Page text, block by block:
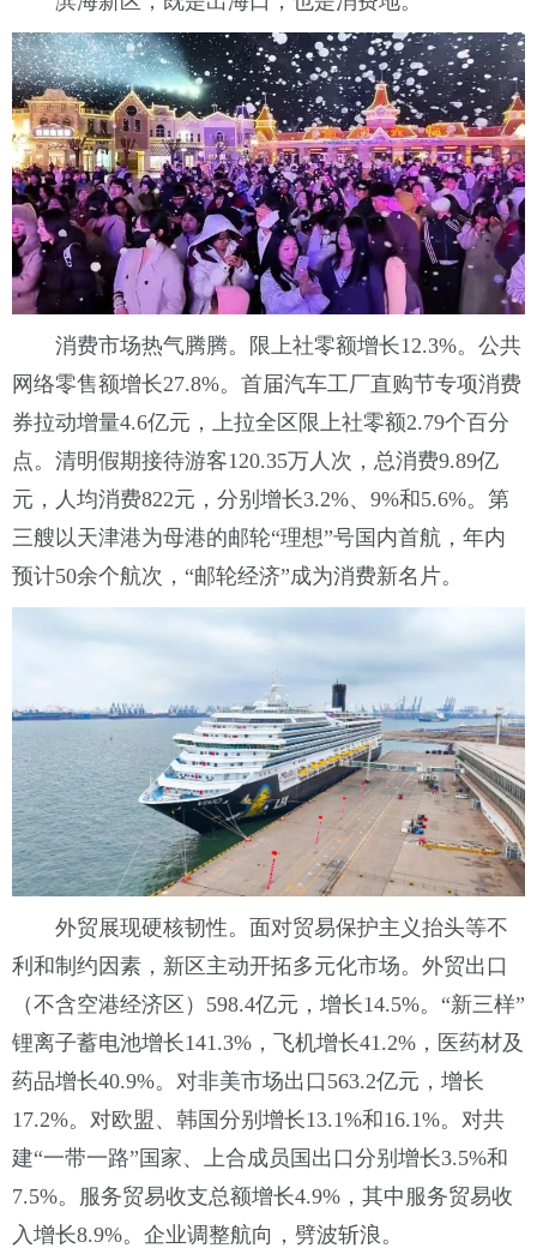
消费市场热气腾腾。限上社零额增长12.3%。公共
网络零售额增长27.8%。首届汽车工厂直购节专项消费
券拉动增量4.6亿元，上拉全区限上社零额2.79个百分
点。清明假期接待游客120.35万人次，总消费9.89亿
元，人均消费822元，分别增长3.2%、9%和5.6%。第
三艘以天津港为母港的邮轮“理想”号国内首航，年内
预计50余个航次，“邮轮经济”成为消费新名片。
外贸展现硬核韧性。面对贸易保护主义抬头等不
利和制约因素，新区主动开拓多元化市场。外贸出口
（不含空港经济区）598.4亿元，增长14.5%。“新三样”
锂离子蓄电池增长141.3%，飞机增长41.2%，医药材及
药品增长40.9%。对非美市场出口563.2亿元，增长
17.2%。对欧盟、韩国分别增长13.1%和16.1%。对共
建“一带一路”国家、上合成员国出口分别增长3.5%和
7.5%。服务贸易收支总额增长4.9%，其中服务贸易收
入增长8.9%。企业调整航向，劈波斩浪。